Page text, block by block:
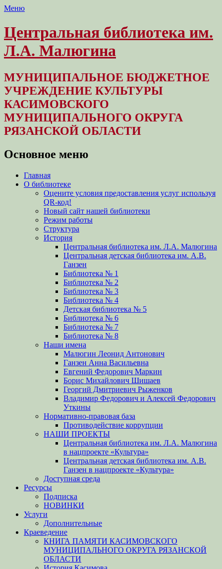
Меню
Центральная библиотека им.
Л.А. Малюгина
МУНИЦИПАЛЬНОЕ БЮДЖЕТНОЕ
УЧРЕЖДЕНИЕ КУЛЬТУРЫ
КАСИМОВСКОГО
МУНИЦИПАЛЬНОГО ОКРУГА
РЯЗАНСКОЙ ОБЛАСТИ
Основное меню
Перейти
содержимому
Главная
О библиотеке
Оцените условия предоставления услуг используя
QR-код!
Новый сайт нашей библиотеки
Режим работы
Структура
История
Центральная библиотека им. Л.А. Малюгина
Центральная детская библиотека им. А.В.
Ганзен
Библиотека № 1
Библиотека № 2
Библиотека № 3
Библиотека № 4
Детская библиотека № 5
Библиотека № 6
Библиотека № 7
Библиотека № 8
Наши имена
Малюгин Леонид Антонович
Ганзен Анна Васильевна
Евгений Федорович Маркин
Борис Михайлович Шишаев
Георгий Дмитриевич Рыженков
Владимир Федорович и Алексей Федорович
Уткины
Нормативно-правовая база
Противодействие коррупции
НАШИ ПРОЕКТЫ
Центральная библиотека им. Л.А. Малюгина
в нацпроекте «Культура»
Центральная детская библиотека им. А.В.
Ганзен в нацпроекте «Культура»
Доступная среда
Ресурсы
Подписка
НОВИНКИ
Услуги
Дополнительные
Краеведение
КНИГА ПАМЯТИ КАСИМОВСКОГО
МУНИЦИПАЛЬНОГО ОКРУГА РЯЗАНСКОЙ
ОБЛАСТИ